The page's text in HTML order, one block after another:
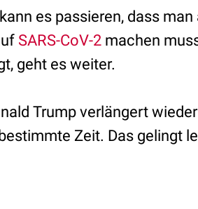
es passieren, dass
SARS-CoV-2 machen
geht es weiter.
Trump verlängert
Zeit. Das gelingt